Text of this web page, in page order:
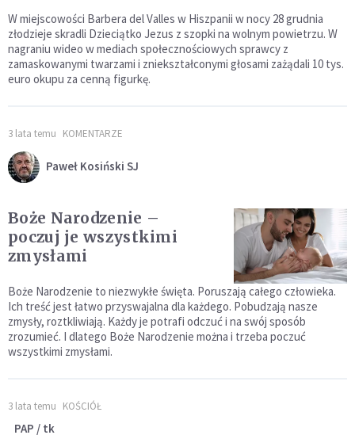
W miejscowości Barbera del Valles w Hiszpanii w nocy 28 grudnia
złodzieje skradli Dzieciątko Jezus z szopki na wolnym powietrzu. W
nagraniu wideo w mediach społecznościowych sprawcy z
zamaskowanymi twarzami i zniekształconymi głosami zażądali 10 tys.
euro okupu za cenną figurkę.
3 lata temu KOMENTARZE
Paweł Kosiński SJ
Boże Narodzenie –
poczuj je wszystkimi
zmysłami
Boże Narodzenie to niezwykłe święta. Poruszają całego człowieka.
Ich treść jest łatwo przyswajalna dla każdego. Pobudzają nasze
zmysły, roztkliwiają. Każdy je potrafi odczuć i na swój sposób
zrozumieć. I dlatego Boże Narodzenie można i trzeba poczuć
wszystkimi zmysłami.
3 lata temu KOŚCIÓŁ
PAP / tk